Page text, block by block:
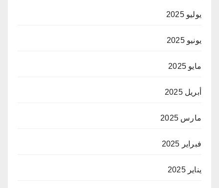
يوليو 2025
يونيو 2025
مايو 2025
أبريل 2025
مارس 2025
فبراير 2025
يناير 2025